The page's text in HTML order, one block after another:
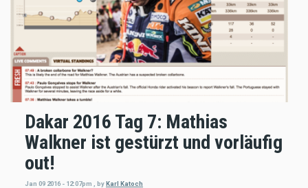
Dakar 2016 Tag 7: Mathias
Walkner ist gestürzt und vorläufig
out!
Jan 09 2016 - 12:07pm byKarl Katoch